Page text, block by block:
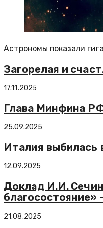
Астрономы показали
Загорелая и
17.11.2025
Глава Минфина
25.09.2025
Италия выбилась
12.09.2025
Доклад И.И.
благосостояние»
21.08.2025